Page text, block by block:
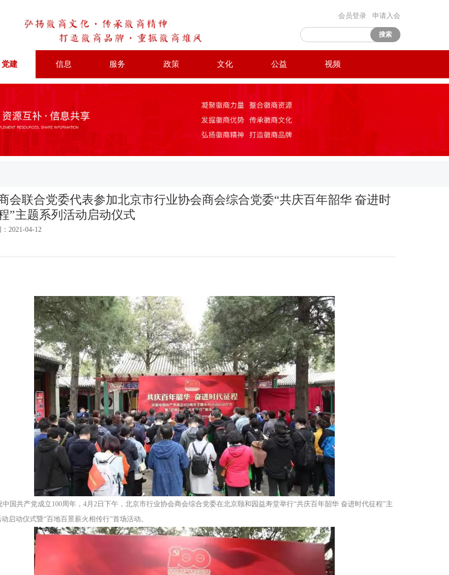
会员登录 申请入会
搜索
党建 信息 服务 政策 文化 公益 视频
会联合党委代表参加北京市行业协会商会综合党委“共庆百年韶华 奋进时
”主题系列活动启动仪式
2021-04-12
共产党成立100周年，4月2日下午，北京市行业协会商会综合党委在北京颐和园益寿堂举行“共庆百年韶华 奋进时代征程”主
启动仪式暨“百地百景薪火相传行”首场活动。